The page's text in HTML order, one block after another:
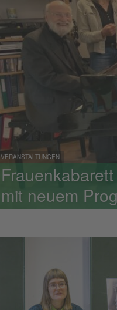
VERANSTALTUNGEN
mit neuem